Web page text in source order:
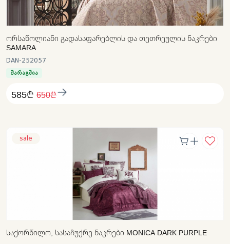
ᲝᲠᲡᲐᲬᲝᲚᲘᲐᲜᲘ ᲒᲐᲓᲐᲡᲐᲤᲐᲠᲔᲑᲚᲘᲡ ᲓᲐ ᲗᲔᲗᲠᲔᲣᲚᲘᲡ ᲜᲐᲙᲠᲔᲑᲘ
SAMARA
DAN-252057
მარაგშია
585₾ 650₾
sale
ᲡᲐᲥᲝᲠᲬᲘᲚᲝ, ᲡᲐᲡᲐᲩᲣᲥᲠᲔ ᲜᲐᲙᲠᲔᲑᲘ MONICA DARK PURPLE